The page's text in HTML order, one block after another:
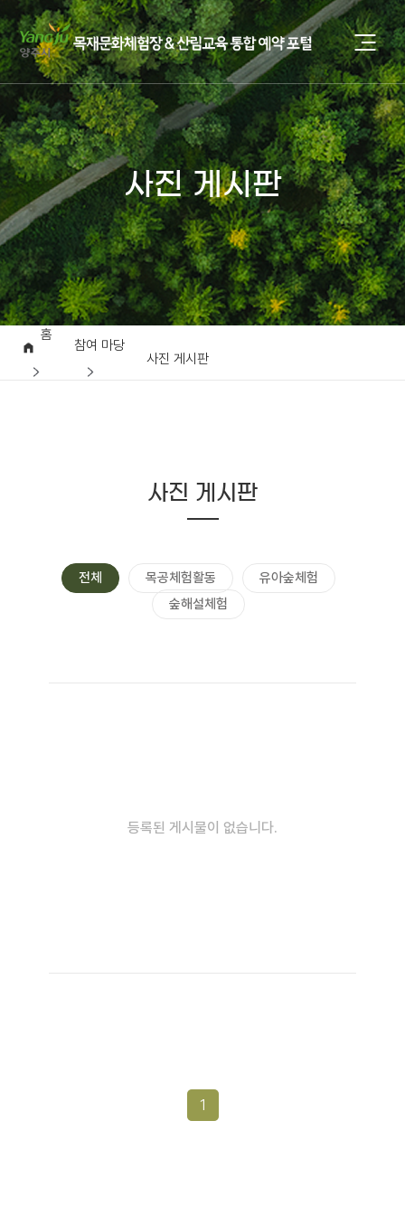
사진 게시판
홈
참여 마당
사진 게시판
사진 게시판
전체 목공체험활동
유아숲체험
숲해설체험
등록된 게시물이 없습니다.
1